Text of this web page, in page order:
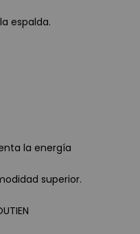
espalda.
la energía
superior.